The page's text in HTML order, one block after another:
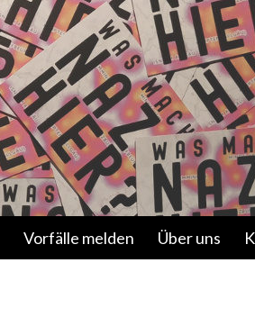
Vorfälle melden Über uns